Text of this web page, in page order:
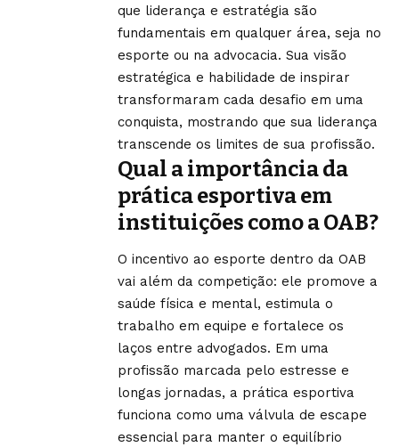
que liderança e estratégia são
fundamentais em qualquer área, seja no
esporte ou na advocacia. Sua visão
estratégica e habilidade de inspirar
transformaram cada desafio em uma
conquista, mostrando que sua liderança
transcende os limites de sua profissão.
Qual a importância da
prática esportiva em
instituições como a OAB?
O incentivo ao esporte dentro da OAB
vai além da competição: ele promove a
saúde física e mental, estimula o
trabalho em equipe e fortalece os
laços entre advogados. Em uma
profissão marcada pelo estresse e
longas jornadas, a prática esportiva
funciona como uma válvula de escape
essencial para manter o equilíbrio